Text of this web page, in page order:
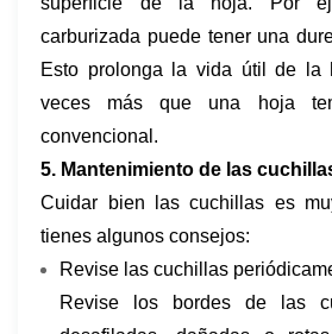
carburizada puede tener una
Esto prolonga la vida útil de la
veces más que una hoja
convencional.
5. Mantenimiento de las
Cuidar bien las cuchillas es
tienes algunos consejos:
Revise las cuchillas
Revise los bordes de las